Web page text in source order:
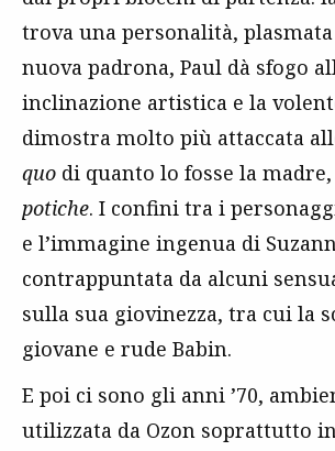
trova una personalità,
nuova padrona, Paul dà sfogo
inclinazione artistica e la
dimostra molto più attaccata
quo di quanto lo fosse la
potiche. I confini tra i
e l’immagine ingenua di
contrappuntata da alcuni
sulla sua giovinezza, tra cui la
giovane e rude Babin.
E poi ci sono gli anni ’70,
utilizzata da Ozon soprattutto